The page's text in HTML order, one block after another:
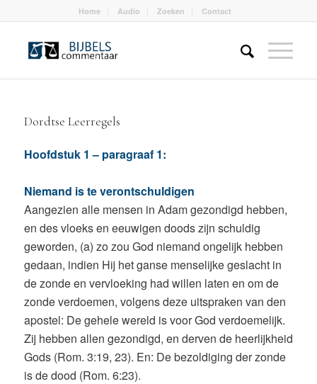
Home Audio Zoeken Contact
Dordtse Leerregels
Hoofdstuk 1 – paragraaf 1:
Niemand is te verontschuldigen
Aangezien alle mensen in Adam gezondigd hebben,
en des vloeks en eeuwigen doods zijn schuldig
geworden, (a) zo zou God niemand ongelijk hebben
gedaan, indien Hij het ganse menselijke geslacht in
de zonde en vervloeking had willen laten en om de
zonde verdoemen, volgens deze uitspraken van den
apostel: De gehele wereld is voor God verdoemelijk.
Zij hebben allen gezondigd, en derven de heerlijkheid
Gods (Rom. 3:19, 23). En: De bezoldiging der zonde
is de dood (Rom. 6:23).